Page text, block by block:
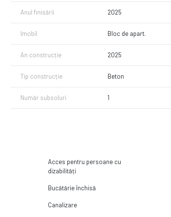
Anul finisării 2025
Imobil Bloc de apart.
An construcție 2025
Tip construcție Beton
Număr subsoluri 1
Acces pentru persoane cu
dizabilități
Bucătărie închisă
Canalizare